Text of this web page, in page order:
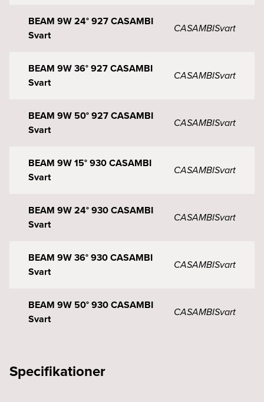
BEAM 9W 24° 927 CASAMBI
Svart
CASAMBISvart
BEAM 9W 36° 927 CASAMBI
Svart
CASAMBISvart
BEAM 9W 50° 927 CASAMBI
Svart
CASAMBISvart
BEAM 9W 15° 930 CASAMBI
Svart
CASAMBISvart
BEAM 9W 24° 930 CASAMBI
Svart
CASAMBISvart
BEAM 9W 36° 930 CASAMBI
Svart
CASAMBISvart
BEAM 9W 50° 930 CASAMBI
Svart
CASAMBISvart
Specifikationer